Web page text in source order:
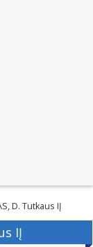
D. Tutkaus IĮ
IĮ